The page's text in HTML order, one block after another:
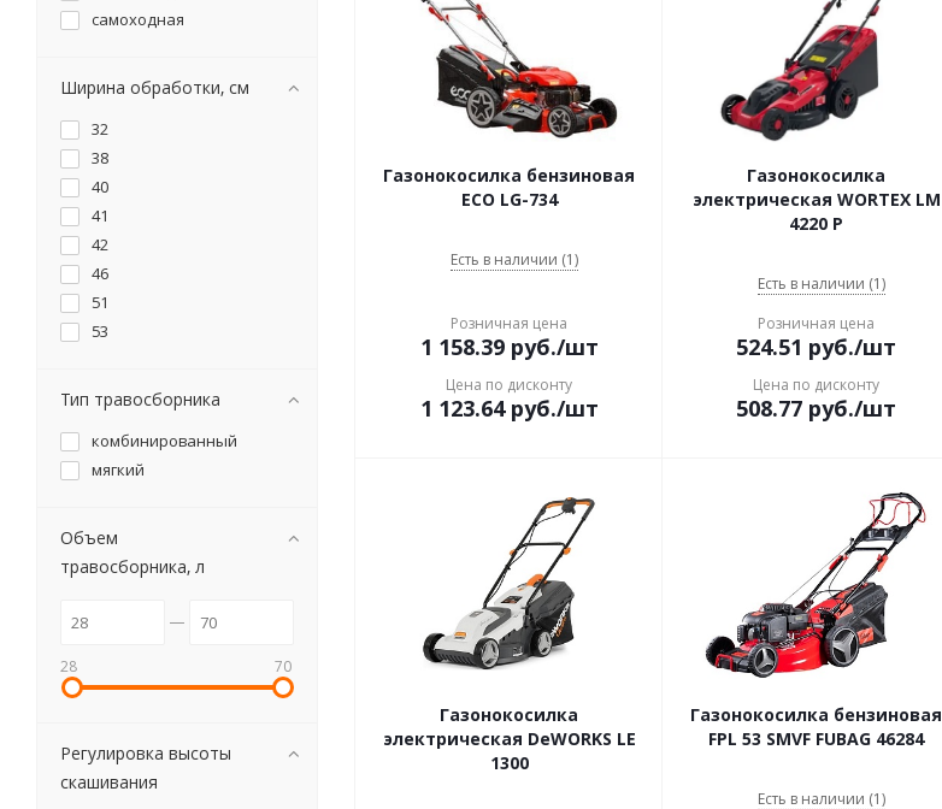
Газонокосилка бензиновая
ECO LG-734
Есть в наличии (1)
Розничная цена
1 158.39руб./шт
Цена по дисконту
1 123.64руб./шт
Газонокосилка
электрическая WORTEX LM
4220 P
Есть в наличии (1)
Розничная цена
524.51 руб./шт
Цена по дисконту
508.77 руб./шт
Газонокосилка
электрическая DeWORKS LE
1300
Газонокосилка бензиновая
FPL 53 SMVF FUBAG 46284
Есть в наличии (1)
самоходная
Ширина обработки, см
32
38
40
41
42
46
51
53
Тип травосборника
комбинированный
мягкий
Объем
травосборника, л
28 70
Регулировка высоты
скашивания